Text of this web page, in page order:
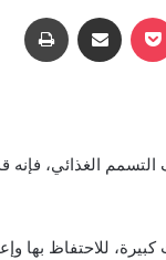
‫Pocket مشاركة عبر البريد
التسمم الغذائي، فإنه
للاحتفاظ بها